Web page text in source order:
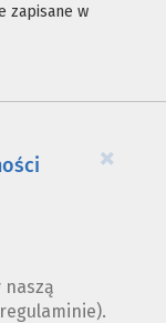
zapisane w
×
naszą